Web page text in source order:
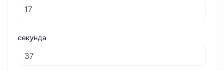
секунда